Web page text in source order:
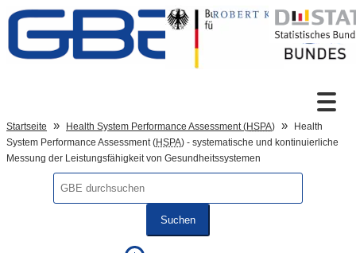
Zum Inhalt
Sprachumschaltung
Startseite Health System Performance Assessment (HSPA)
Health
System Performance Assessment (HSPA) - systematische und kontinuierliche
Messung der Leistungsfähigkeit von Gesundheitssystemen
Suchen